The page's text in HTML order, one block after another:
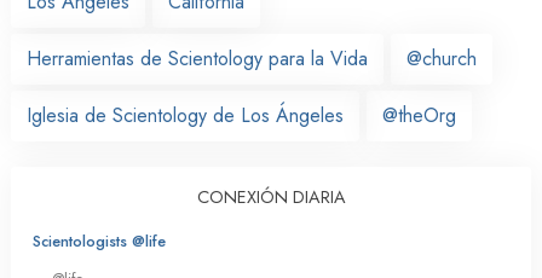
Herramientas de Scientology para la Vida @church
Iglesia de Scientology de Los Ángeles @theOrg
CONEXIÓN DIARIA
Scientologists @life